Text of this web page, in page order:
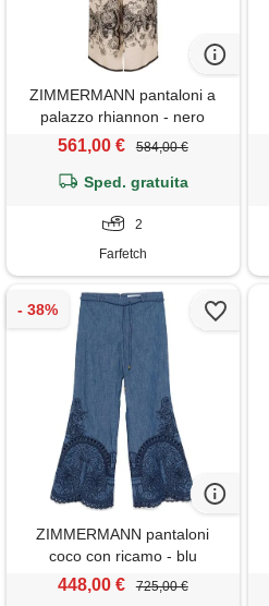
ZIMMERMANN pantaloni a
palazzo rhiannon - nero
561,00 € 584,00 €
Sped. gratuita
2
Farfetch
ZIMMERMANN pantaloni
coco con ricamo - blu
448,00 € 725,00 €